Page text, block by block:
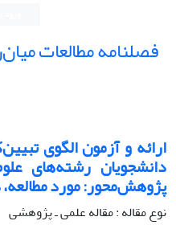
فصلنامه مطالعات
ارائه و آزمون الگوی
دانشجویان رشته‌های
پژوهش‌محور: مورد
نوع مقاله : مقاله علمی ـ پژوهشی